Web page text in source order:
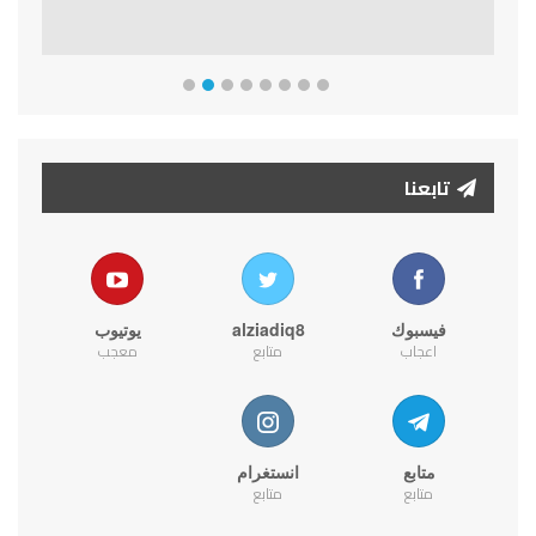
تابعنا
فيسبوك
اعجاب
alziadiq8
متابع
يوتيوب
معجب
متابع
متابع
انستغرام
متابع